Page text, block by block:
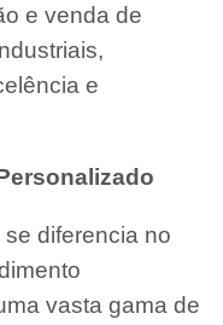
e venda de
e
diferencia no
vasta gama de